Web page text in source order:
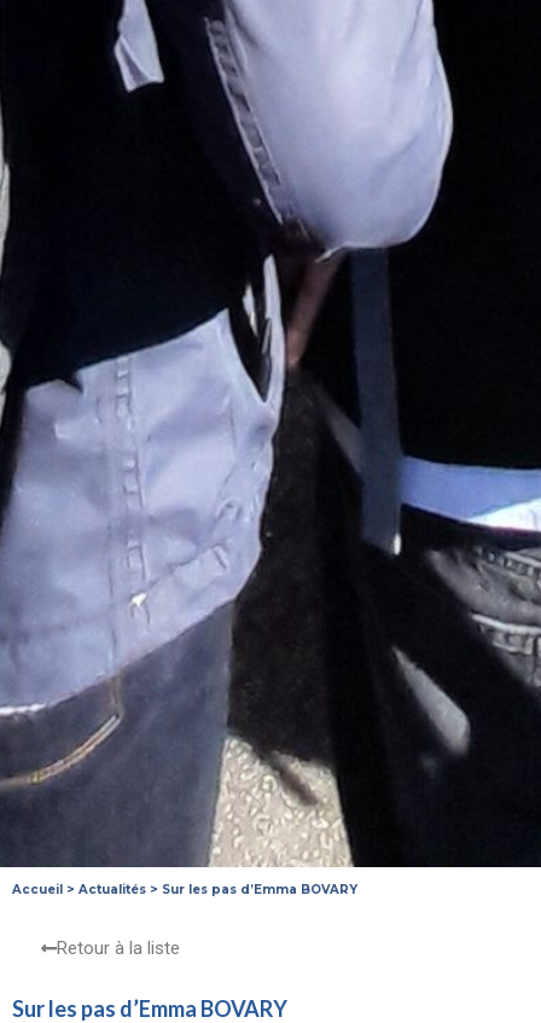
Accueil > Actualités > Sur les pas d’Emma BOVARY
Retour à la liste
Sur les pas d’Emma BOVARY